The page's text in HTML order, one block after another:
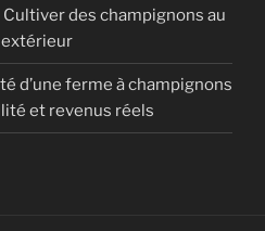
Cultiver des champignons au
extérieur
d’une ferme à champignons
et revenus réels